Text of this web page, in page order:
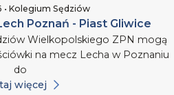
Kolegium Sędziów
Poznań - Piast Gliwice
Wielkopolskiego ZPN mogą
na mecz Lecha w Poznaniu
do
więcej